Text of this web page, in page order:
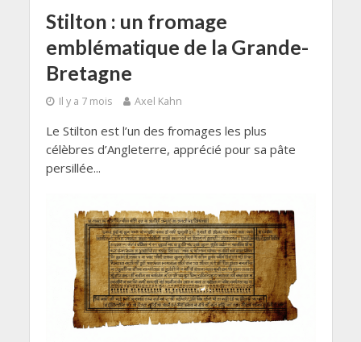
Stilton : un fromage
emblématique de la Grande-
Bretagne
Il y a 7 mois Axel Kahn
Le Stilton est l’un des fromages les plus
célèbres d’Angleterre, apprécié pour sa pâte
persillée...